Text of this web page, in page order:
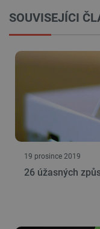
SOUVISEJÍCI
19 prosince 2019
26 úžasných